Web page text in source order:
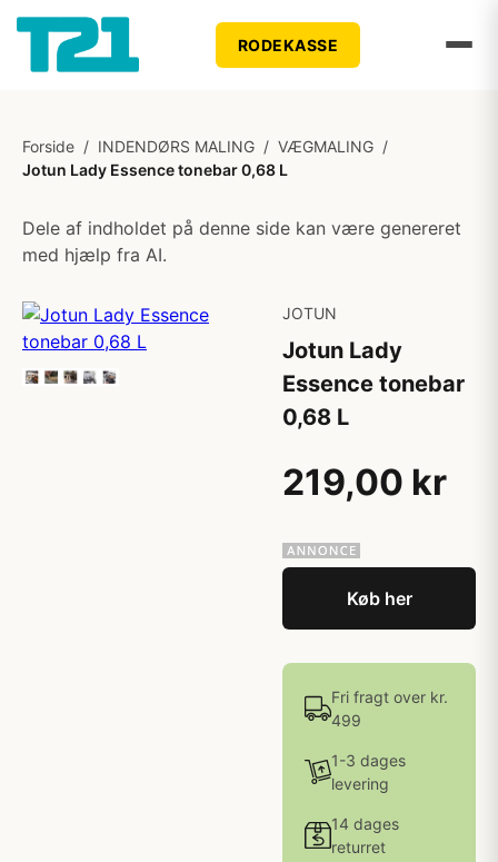
RODEKASSE
Forside / INDENDØRS MALING / VÆGMALING /
Jotun Lady Essence tonebar 0,68 L
Dele af indholdet på denne side kan være genereret
med hjælp fra AI.
JOTUN
Jotun Lady
Essence tonebar
0,68 L
219,00 kr
Køb her
Fri fragt over kr.
499
1-3 dages
levering
14 dages
returret